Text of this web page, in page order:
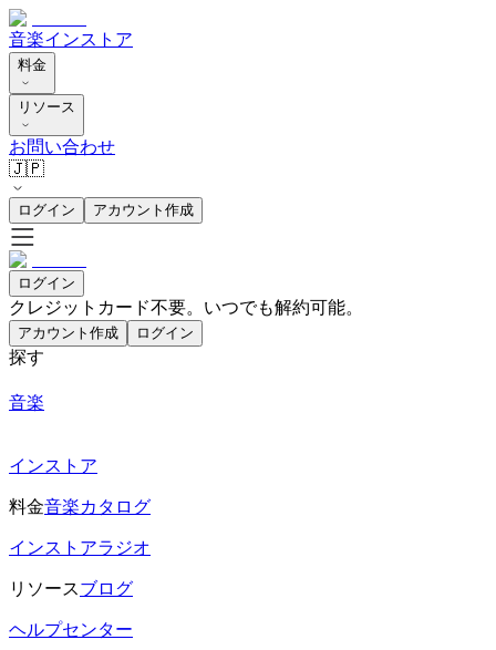
音楽インストア
料金
リソース
お問い合わせ
🇯🇵
ログイン アカウント作成
ログイン
クレジットカード不要。いつでも解約可能。
アカウント作成 ログイン
探す
音楽
インストア
料金音楽カタログ
インストアラジオ
リソースブログ
ヘルプセンター